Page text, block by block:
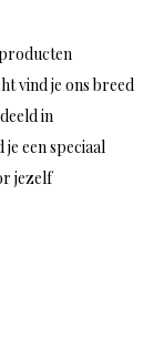
vind je ons breed
in
een speciaal
jezelf